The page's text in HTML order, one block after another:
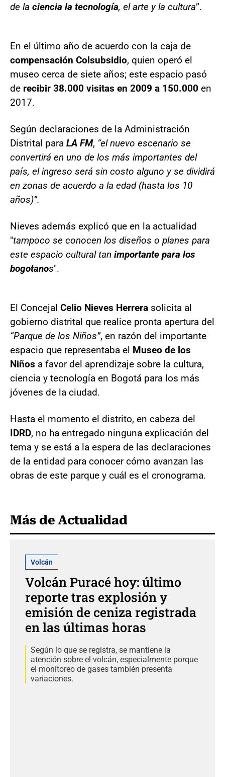
de la ciencia la tecnología, el arte y la cultura”.
En el último año de acuerdo con la caja de
compensación Colsubsidio, quien operó el
museo cerca de siete años; este espacio pasó
de recibir 38.000 visitas en 2009 a 150.000 en
2017.
Según declaraciones de la Administración
Distrital para LA FM, “el nuevo escenario se
convertirá en uno de los más importantes del
país, el ingreso será sin costo alguno y se dividirá
en zonas de acuerdo a la edad (hasta los 10
años)”.
Nieves además explicó que en la actualidad
"tampoco se conocen los diseños o planes para
este espacio cultural tan importante para los
bogotanos".
El Concejal Celio Nieves Herrera solicita al
gobierno distrital que realice pronta apertura del
“Parque de los Niños”, en razón del importante
espacio que representaba el Museo de los
Niños a favor del aprendizaje sobre la cultura,
ciencia y tecnología en Bogotá para los más
jóvenes de la ciudad.
Hasta el momento el distrito, en cabeza del
IDRD, no ha entregado ninguna explicación del
tema y se está a la espera de las declaraciones
de la entidad para conocer cómo avanzan las
obras de este parque y cuál es el cronograma.
Más de Actualidad
Volcán
Volcán Puracé hoy: último
reporte tras explosión y
emisión de ceniza registrada
en las últimas horas
Según lo que se registra, se mantiene la
atención sobre el volcán, especialmente porque
el monitoreo de gases también presenta
variaciones.